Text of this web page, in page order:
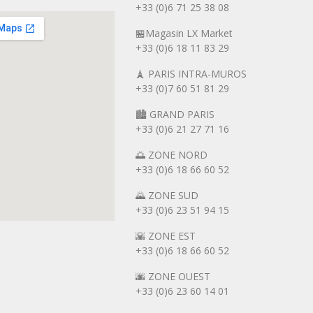
+33 (0)6 71 25 38 08
🏪Magasin LX Market
+33 (0)6 18 11 83 29
🗼 PARIS INTRA-MUROS
+33 (0)7 60 51 81 29
🏙️ GRAND PARIS
+33 (0)6 21 27 71 16
🌅 ZONE NORD
+33 (0)6 18 66 60 52
🌄 ZONE SUD
+33 (0)6 23 51 94 15
🌇 ZONE EST
+33 (0)6 18 66 60 52
🌆 ZONE OUEST
+33 (0)6 23 60 14 01